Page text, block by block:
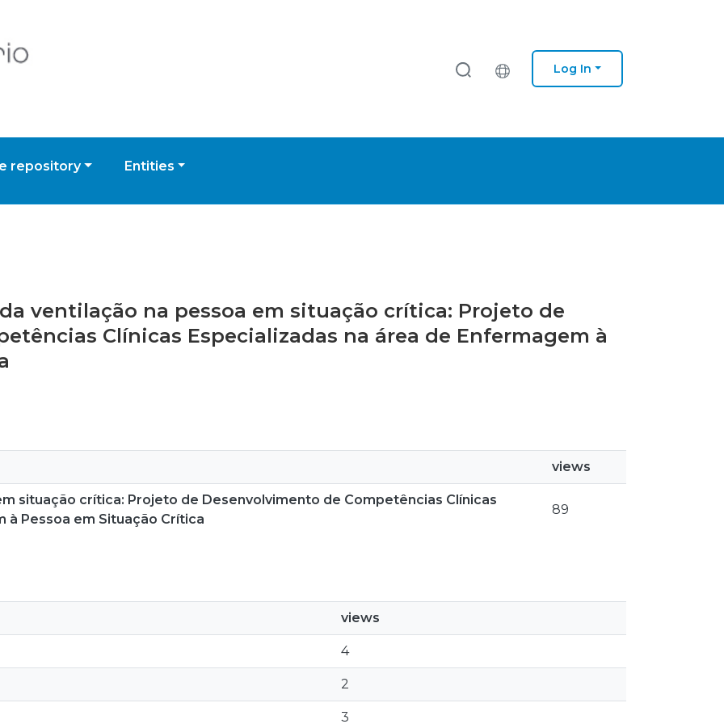
Log In
repository Entities
ventilação na pessoa em situação crítica: Projeto de
Clínicas Especializadas na área de Enfermagem à
views
situação crítica: Projeto de Desenvolvimento de Competências Clínicas
à Pessoa em Situação Crítica
89
views
4
2
3